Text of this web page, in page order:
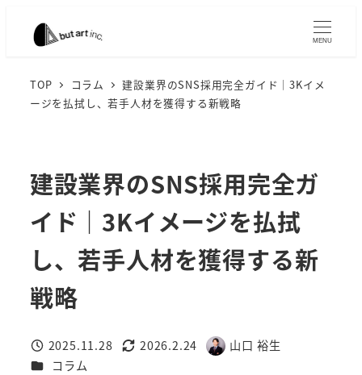
MENU
TOP コラム
建設業界のSNS採用完全ガイド｜3Kイメ
ージを払拭し、若手人材を獲得する新戦略
建設業界のSNS採用完全ガ
イド｜3Kイメージを払拭
し、若手人材を獲得する新
戦略
投稿日
2025.11.28
更新日
2026.2.24
著
山口 裕生
カテゴリー
コラム